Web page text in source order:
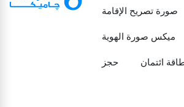
صورة تصريح الإقامة
ميكس صورة الهوية
حجز ائتمان